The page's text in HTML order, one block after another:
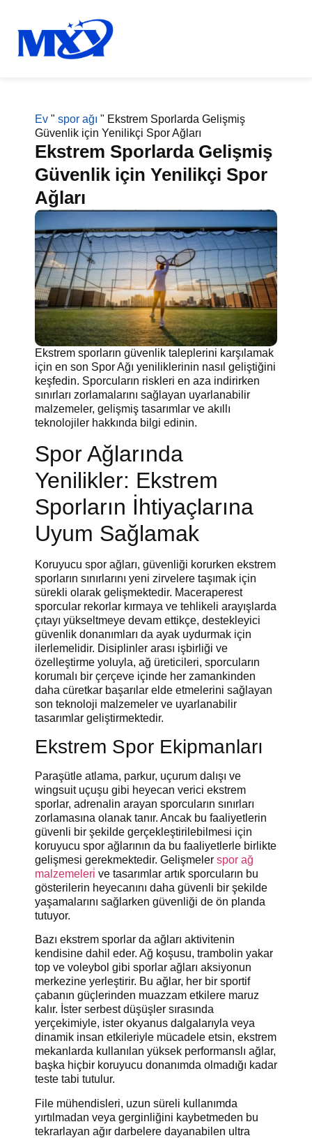
Ev " spor ağı " Ekstrem Sporlarda Gelişmiş
Güvenlik için Yenilikçi Spor Ağları
Ekstrem Sporlarda Gelişmiş
Güvenlik için Yenilikçi Spor
Ağları
Ekstrem sporların güvenlik taleplerini karşılamak
için en son Spor Ağı yeniliklerinin nasıl geliştiğini
keşfedin. Sporcuların riskleri en aza indirirken
sınırları zorlamalarını sağlayan uyarlanabilir
malzemeler, gelişmiş tasarımlar ve akıllı
teknolojiler hakkında bilgi edinin.
Spor Ağlarında
Yenilikler: Ekstrem
Sporların İhtiyaçlarına
Uyum Sağlamak
Koruyucu spor ağları, güvenliği korurken ekstrem
sporların sınırlarını yeni zirvelere taşımak için
sürekli olarak gelişmektedir. Maceraperest
sporcular rekorlar kırmaya ve tehlikeli arayışlarda
çıtayı yükseltmeye devam ettikçe, destekleyici
güvenlik donanımları da ayak uydurmak için
ilerlemelidir. Disiplinler arası işbirliği ve
özelleştirme yoluyla, ağ üreticileri, sporcuların
korumalı bir çerçeve içinde her zamankinden
daha cüretkar başarılar elde etmelerini sağlayan
son teknoloji malzemeler ve uyarlanabilir
tasarımlar geliştirmektedir.
Ekstrem Spor Ekipmanları
Paraşütle atlama, parkur, uçurum dalışı ve
wingsuit uçuşu gibi heyecan verici ekstrem
sporlar, adrenalin arayan sporcuların sınırları
zorlamasına olanak tanır. Ancak bu faaliyetlerin
güvenli bir şekilde gerçekleştirilebilmesi için
koruyucu spor ağlarının da bu faaliyetlerle birlikte
gelişmesi gerekmektedir. Gelişmeler spor ağ
malzemeleri̇ ve tasarımlar artık sporcuların bu
gösterilerin heyecanını daha güvenli bir şekilde
yaşamalarını sağlarken güvenliği de ön planda
tutuyor.
Bazı ekstrem sporlar da ağları aktivitenin
kendisine dahil eder. Ağ koşusu, trambolin yakar
top ve voleybol gibi sporlar ağları aksiyonun
merkezine yerleştirir. Bu ağlar, her bir sportif
çabanın güçlerinden muazzam etkilere maruz
kalır. İster serbest düşüşler sırasında
yerçekimiyle, ister okyanus dalgalarıyla veya
dinamik insan etkileriyle mücadele etsin, ekstrem
mekanlarda kullanılan yüksek performanslı ağlar,
başka hiçbir koruyucu donanımda olmadığı kadar
teste tabi tutulur.
File mühendisleri, uzun süreli kullanımda
yırtılmadan veya gerginliğini kaybetmeden bu
tekrarlayan ağır darbelere dayanabilen ultra